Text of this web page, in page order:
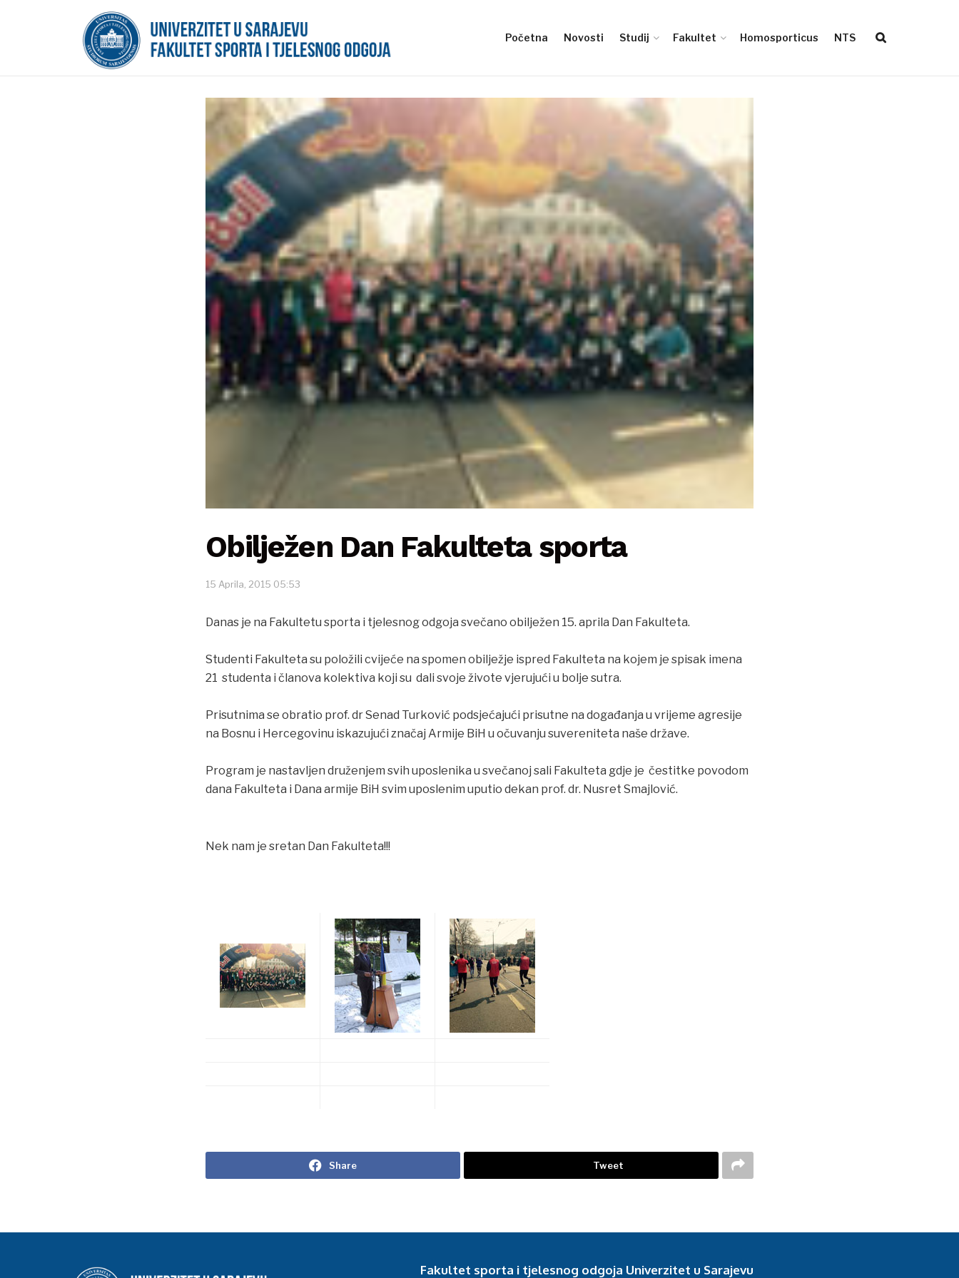
Početna Novosti Studij Fakultet Homosporticus NTS
Obilježen Dan Fakulteta sporta
15 Aprila, 2015 05:53
Danas je na Fakultetu sporta i tjelesnog odgoja svečano obilježen 15. aprila Dan Fakulteta.
Studenti Fakulteta su položili cvijeće na spomen obilježje ispred Fakulteta na kojem je spisak imena
21 studenta i članova kolektiva koji su dali svoje živote vjerujući u bolje sutra.
Prisutnima se obratio prof. dr Senad Turković podsjećajući prisutne na događanja u vrijeme agresije
na Bosnu i Hercegovinu iskazujući značaj Armije BiH u očuvanju suvereniteta naše države.
Program je nastavljen druženjem svih uposlenika u svečanoj sali Fakulteta gdje je čestitke povodom
dana Fakulteta i Dana armije BiH svim uposlenim uputio dekan prof. dr. Nusret Smajlović.
Nek nam je sretan Dan Fakulteta!!!
Share Tweet
Fakultet sporta i tjelesnog odgoja Univerzitet u Sarajevu